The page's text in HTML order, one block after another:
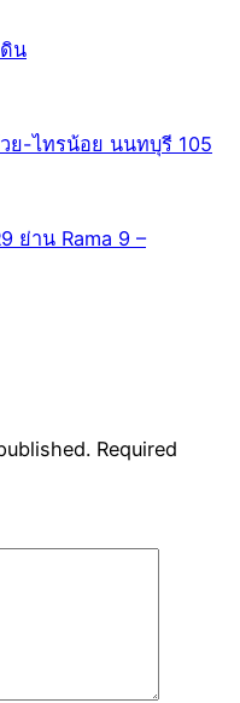
น
ย-ไทรน้อย นนทบุรี 105
ย่าน Rama 9 –
Required